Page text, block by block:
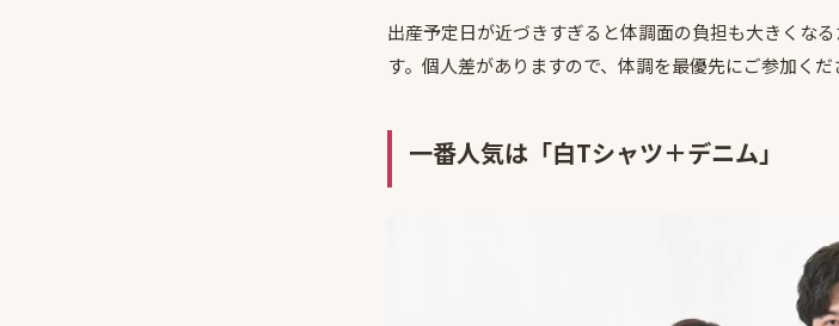
出産予定日が近づきすぎると体調面の負担も大きくな
す。個人差がありますので、体調を最優先にご参加くだ
一番人気は「白Tシャツ＋デニム」